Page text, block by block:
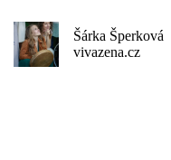
Šárka Šperková
vivazena.cz